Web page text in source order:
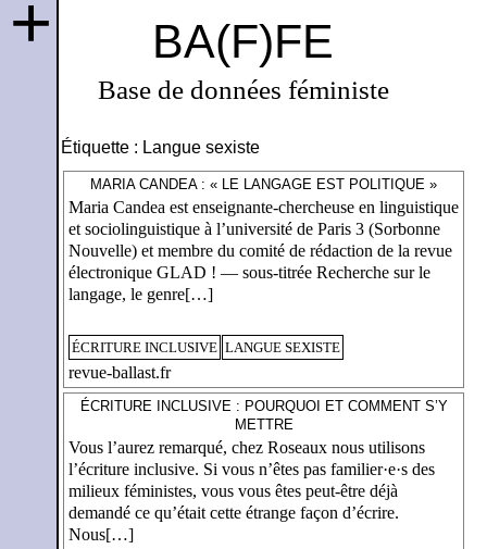
BA(F)FE
Base de données féministe
+
Étiquette : Langue sexiste
MARIA CANDEA : « LE LANGAGE EST POLITIQUE »
Maria Candea est enseignante-chercheuse en linguistique
et sociolinguistique à l’université de Paris 3 (Sorbonne
Nouvelle) et membre du comité de rédaction de la revue
électronique GLAD ! — sous-titrée Recherche sur le
langage, le genre[…]
ÉCRITURE INCLUSIVE LANGUE SEXISTE
revue-ballast.fr
ÉCRITURE INCLUSIVE : POURQUOI ET COMMENT S’Y
METTRE
Vous l’aurez remarqué, chez Roseaux nous utilisons
l’écriture inclusive. Si vous n’êtes pas familier·e·s des
milieux féministes, vous vous êtes peut-être déjà
demandé ce qu’était cette étrange façon d’écrire.
Nous[…]